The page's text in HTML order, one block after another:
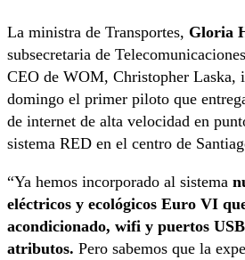
La ministra de Transportes, Gloria
subsecretaria de
CEO de WOM, Christopher Laska,
domingo el primer piloto que
de internet de alta velocidad en
sistema RED en el centro de
“Ya hemos incorporado al sistema
eléctricos y ecológicos Euro VI
acondicionado, wifi y puertos
atributos. Pero sabemos que la